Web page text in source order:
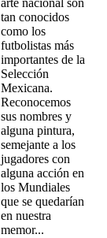
arte nacional son
tan conocidos
como los
futbolistas más
importantes de la
Selección
Mexicana.
Reconocemos
sus nombres y
alguna pintura,
semejante a los
jugadores con
alguna acción en
los Mundiales
que se quedarían
en nuestra
memor...